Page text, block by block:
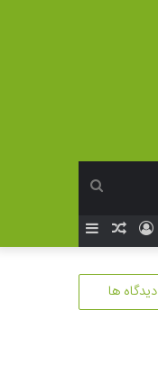
براینوشته
ورود
دیدگاه ها